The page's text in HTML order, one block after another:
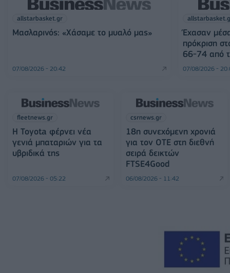
allstarbasket.gr
Μασλαρινός: «Χάσαμε το μυαλό μας»
07/08/2026 - 20:42
Έχασαν
πρόκριση
66-74 από
07/08/2026 -
fleetnews.gr
Η Toyota φέρνει νέα
γενιά μπαταριών για τα
υβριδικά της
07/08/2026 - 05:22
csrnews.gr
18η συνεχόμενη χρονιά
για τον ΟΤΕ στη διεθνή
σειρά δεικτών
FTSE4Good
06/08/2026 - 11:42